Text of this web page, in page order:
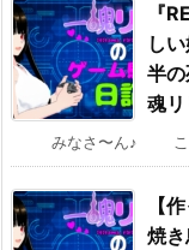
『
し
半
魂リ
みなさ〜ん♪ こん
【
焼